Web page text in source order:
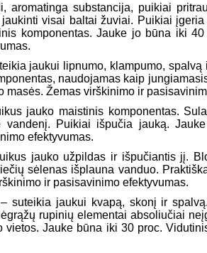
aromatinga substancija, puikiai
visai baltai žuviai. Puikiai
komponentas. Jauke jo būna iki
jaukui lipnumo, klampumo,
naudojamas kaip
masės. Žemas virškinimo ir
jauko maistinis komponentas.
vandenį. Puikiai išpučia jauką.
efektyvumas.
jauko užpildas ir išpučiantis jį.
sėlenas išplauna vanduo.
ir pasisavinimo efektyvumas.
suteikia jaukui kvapą, skonį ir
rupinių elementai absoliučiai
vietos. Jauke būna iki 30 proc.